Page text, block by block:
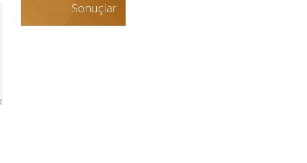
Sonuçlar